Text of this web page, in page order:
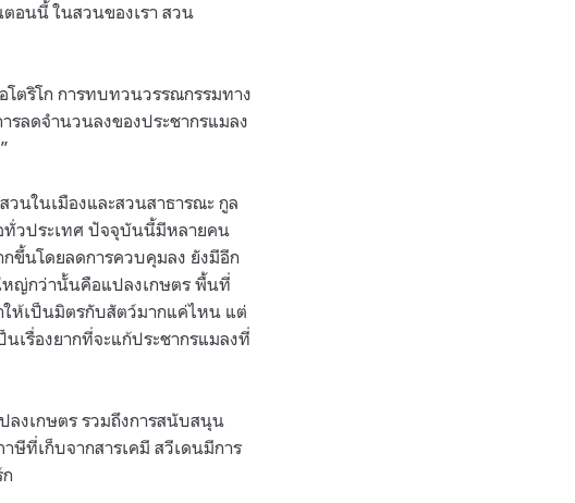
อนนี้ ในสวนของเรา สวน
ตริโก การทบทวนวรรณกรรมทาง
รลดจำนวนลงของประชากรแมลง
นในเมืองและสวนสาธารณะ กูล
ทั่วประเทศ ปัจจุบันนี้มีหลายคน
ขึ้นโดยลดการควบคุมลง ยังมีอีก
หญ่กว่านั้นคือแปลงเกษตร พื้นที่
ให้เป็นมิตรกับสัตว์มากแค่ไหน แต่
เรื่องยากที่จะแก้ประชากรแมลงที่
ลงเกษตร รวมถึงการสนับสนุน
ษีที่เก็บจากสารเคมี สวีเดนมีการ